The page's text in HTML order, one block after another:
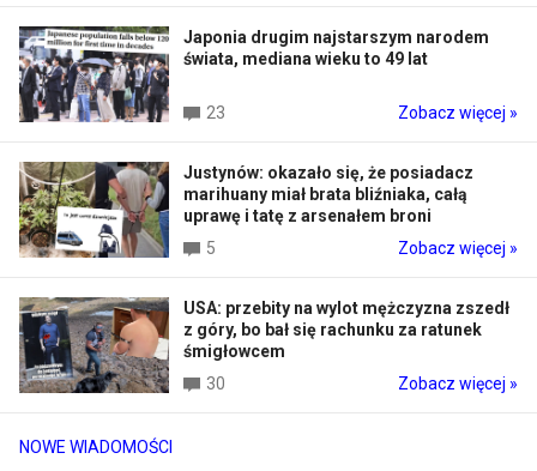
NOWE WIADOMOŚCI
Japonia drugim najstarszym narodem
świata, mediana wieku to 49 lat
23 Zobacz więcej »
Justynów: okazało się, że posiadacz
marihuany miał brata bliźniaka, całą
uprawę i tatę z arsenałem broni
5
Zobacz więcej »
USA: przebity na wylot mężczyzna zszedł
z góry, bo bał się rachunku za ratunek
śmigłowcem
30
Zobacz więcej »